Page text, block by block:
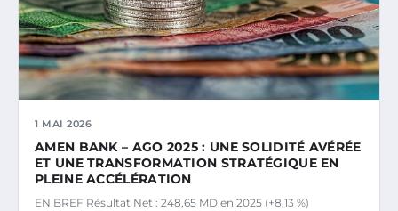
1 MAI 2026
AMEN BANK – AGO 2025 : UNE SOLIDITÉ AVÉRÉE
ET UNE TRANSFORMATION STRATÉGIQUE EN
PLEINE ACCÉLÉRATION
EN BREF Résultat Net : 248,65 MD en 2025 (+8,13 %)